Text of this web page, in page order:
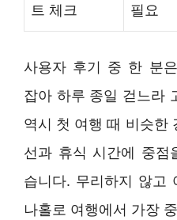
트 체크
필요
사용자 후기 중 한 분
잡아 하루 종일 걷느라
역시 첫 여행 때 비슷한
선과 휴식 시간에 중점
습니다. 무리하지 않고
나홀로 여행에서 가장